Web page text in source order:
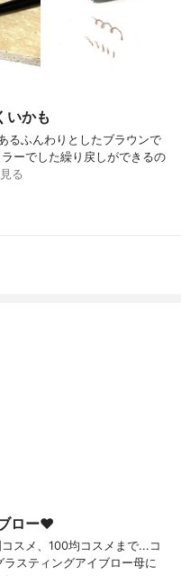
いかも
るふんわりとしたブラウンで
ーでした繰り戻しができるの
る
ロー❤︎
スメ、100均コスメまで...コ
スティングアイブロー母に